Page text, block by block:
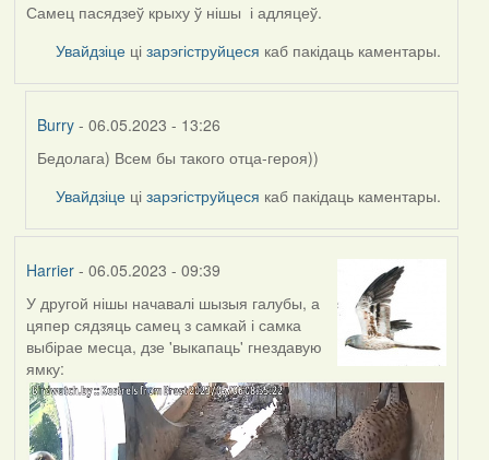
Самец пасядзеў крыху ў нішы і адляцеў.
Увайдзіце цізарэгіструйцеся каб пакідаць каментары.
Burry - 06.05.2023 - 13:26
In
reply
by
Бедолага) Всем бы такого отца-героя))
Увайдзіце цізарэгіструйцеся каб пакідаць каментары.
Harrier- 06.05.2023 - 09:39
У другой нішы начавалі шызыя галубы, а
цяпер сядзяць самец з самкай і самка
выбірае месца, дзе 'выкапаць' гнездавую
ямку: